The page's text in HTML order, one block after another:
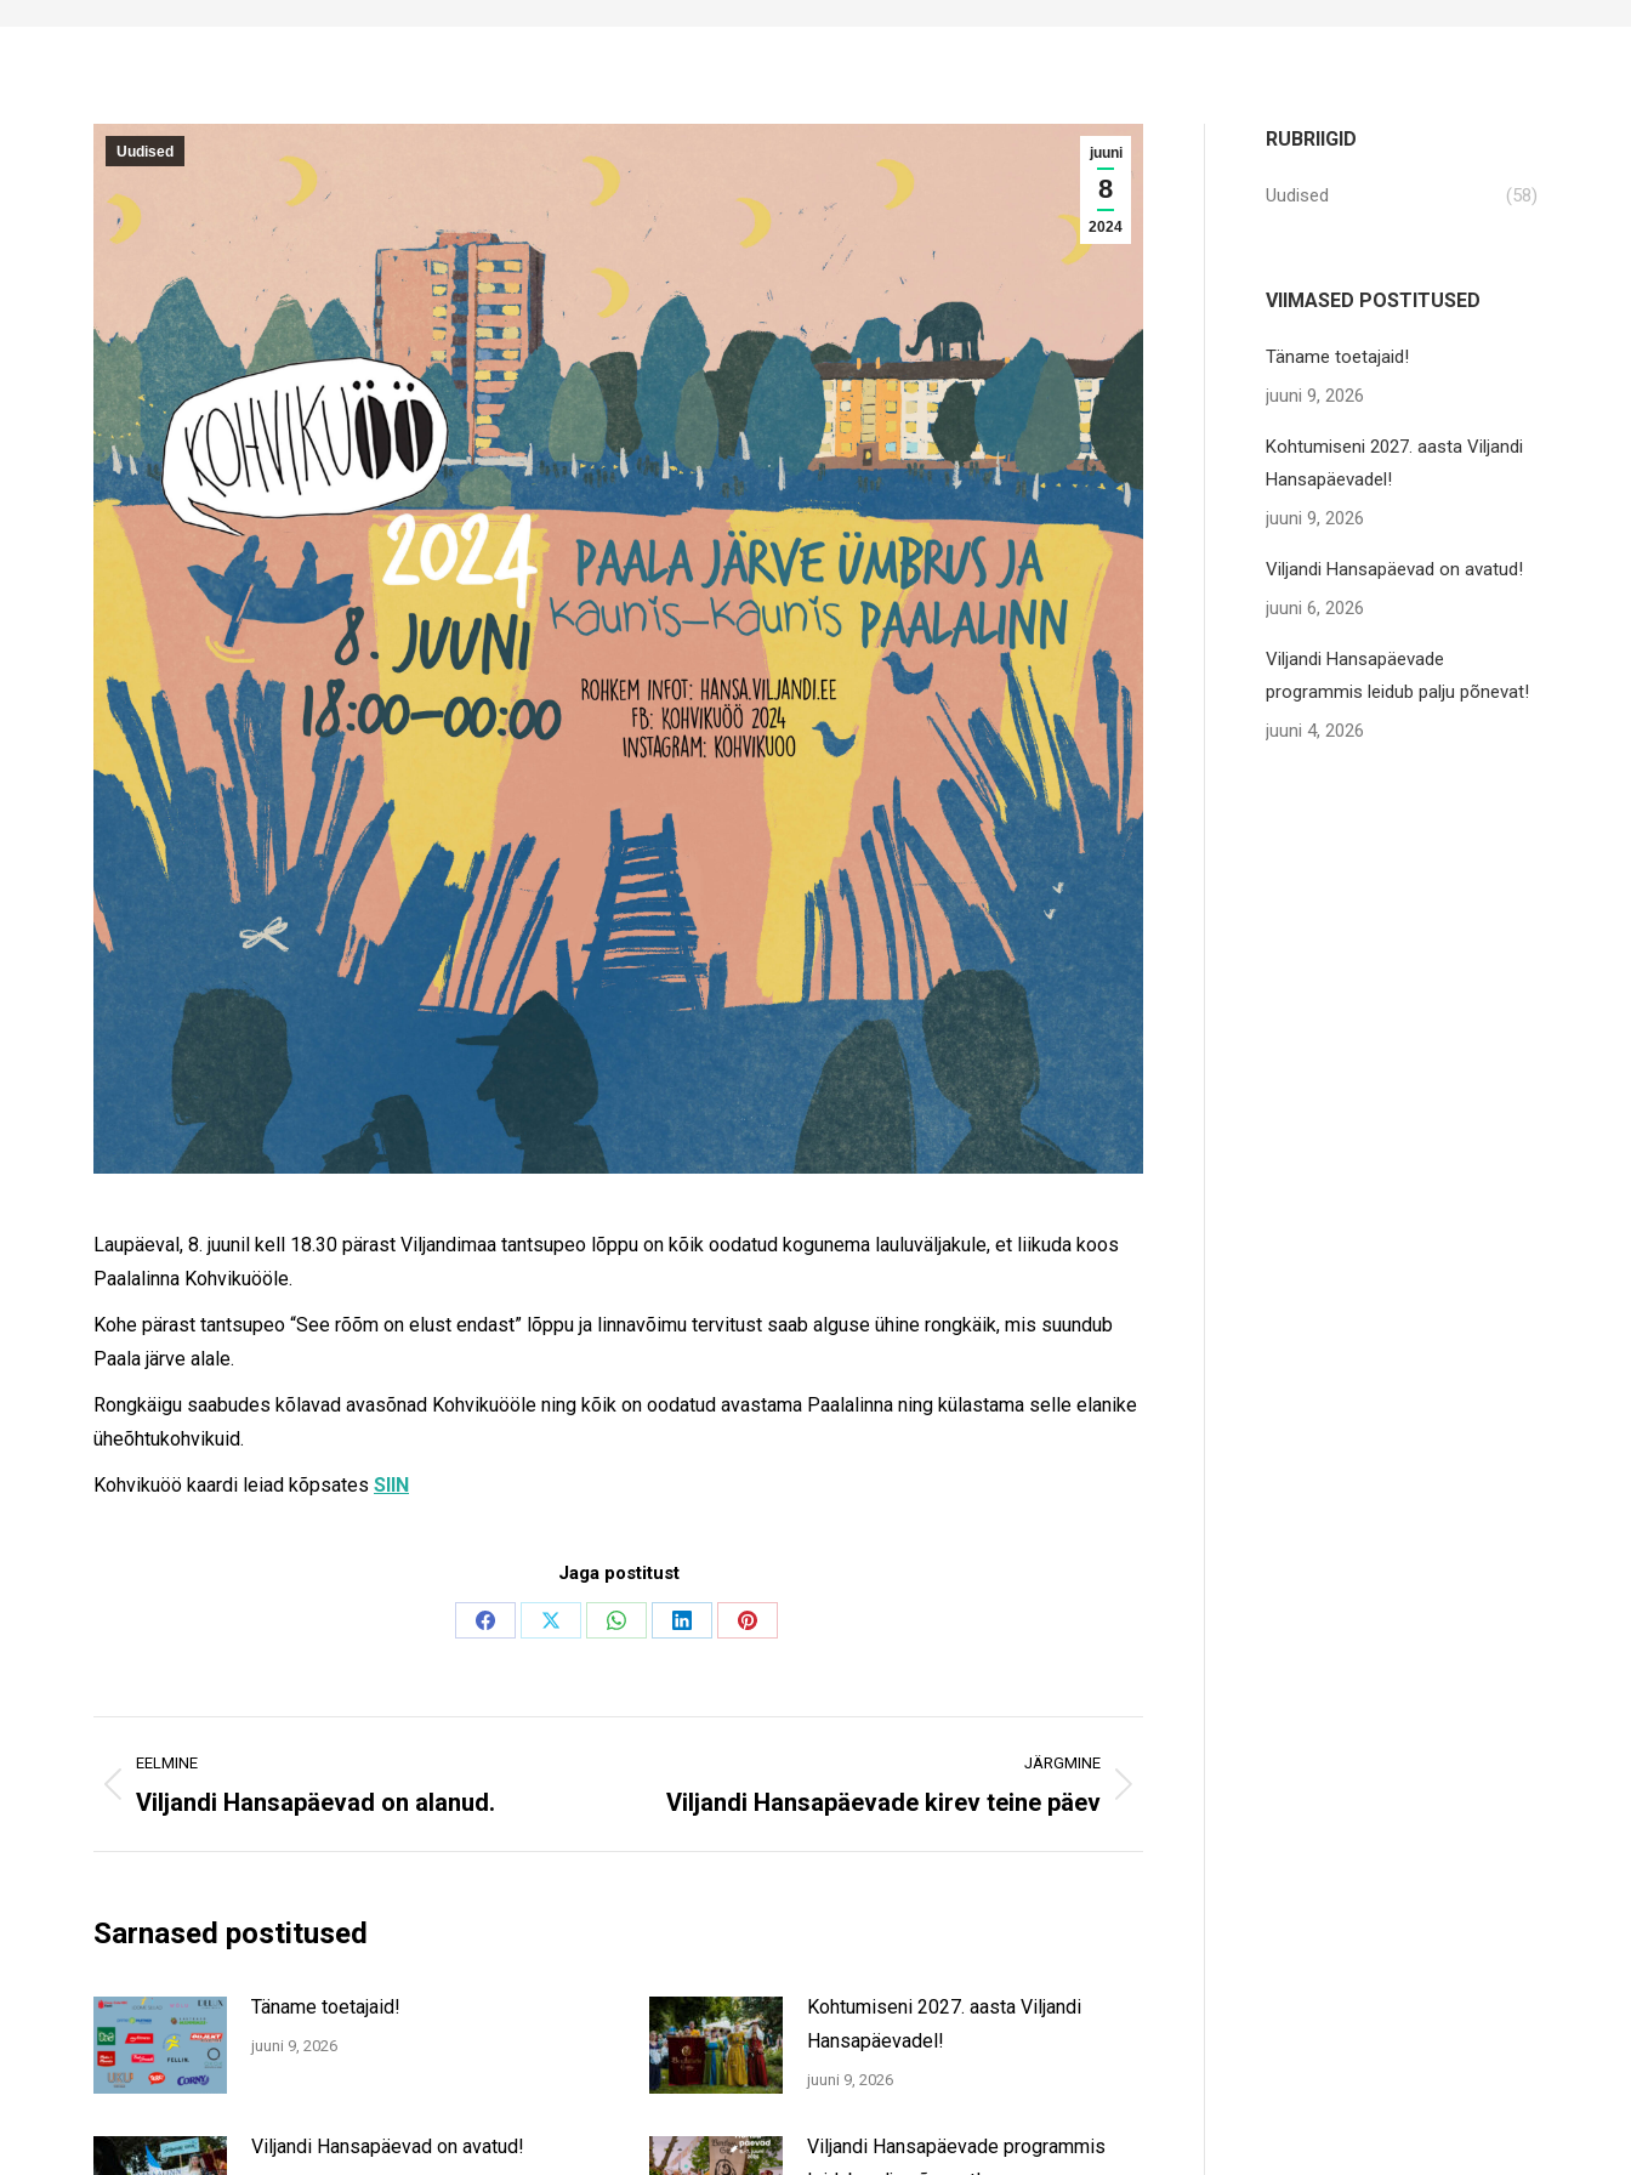
juuni
8
2024
Uudised
Laupäeval, 8. juunil kell 18.30 pärast Viljandimaa tantsupeo lõppu on kõik oodatud kogunema lauluväljakule, et liikuda koos
Paalalinna Kohvikuööle.
Kohe pärast tantsupeo “See rõõm on elust endast” lõppu ja linnavõimu tervitust saab alguse ühine rongkäik, mis suundub
Paala järve alale.
Rongkäigu saabudes kõlavad avasõnad Kohvikuööle ning kõik on oodatud avastama Paalalinna ning külastama selle elanike
üheõhtukohvikuid.
Kohvikuöö kaardi leiad kõpsates SIIN
Jaga postitust
Share
Share
Share
Share
Share
navigation
EELMINE
Previous
Viljandi Hansapäevad on alanud.
JÄRGMINE
Next
Viljandi Hansapäevade kirev teine päev
Sarnased postitused
Täname toetajaid!
juuni 9, 2026
Kohtumiseni 2027. aasta Viljandi
Hansapäevadel!
juuni 9, 2026
Viljandi Hansapäevad on avatud!
Viljandi Hansapäevade programmis
RUBRIIGID
Uudised (58)
VIIMASED POSTITUSED
Täname toetajaid!
juuni 9, 2026
Kohtumiseni 2027. aasta Viljandi
Hansapäevadel!
juuni 9, 2026
Viljandi Hansapäevad on avatud!
juuni 6, 2026
Viljandi Hansapäevade
programmis leidub palju põnevat!
juuni 4, 2026